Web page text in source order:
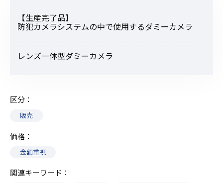
【生産完了品】
防犯カメラシステムの中で使用するダミーカメラ
レンズ一体型ダミーカメラ
区分
販売
価格
金額重視
関連キーワード